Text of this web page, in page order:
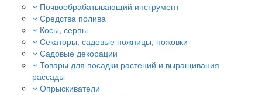
Почвообрабатывающий инструмент
Средства полива
Косы, серпы
Секаторы, садовые ножницы, ножовки
Садовые декорации
Товары для посадки растений и выращивания
рассады
Опрыскиватели